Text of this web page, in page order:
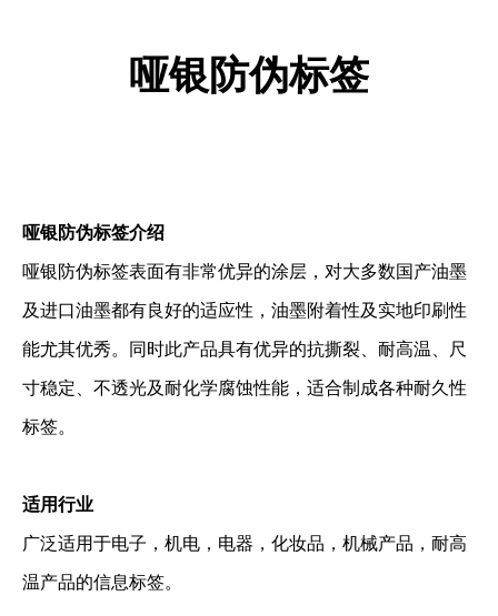
哑银防伪标签
哑银防伪标签介绍
哑银防伪标签表面有非常优异的涂层，对大多数国产油墨
及进口油墨都有良好的适应性，油墨附着性及实地印刷性
能尤其优秀。同时此产品具有优异的抗撕裂、耐高温、尺
寸稳定、不透光及耐化学腐蚀性能，适合制成各种耐久性
标签。
适用行业
广泛适用于电子，机电，电器，化妆品，机械产品，耐高
温产品的信息标签。